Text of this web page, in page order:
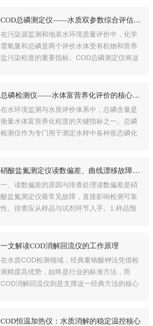
备，它在遵循标准检测原理的基础上，通过 COD总磷测定仪——水质双参数综合评估的集成方案
在污染源监测和地表水环境质量评价中，化学
需氧量和总磷是两个评价水体受有机物和营养
盐污染程度的重要指标。COD总磷测定仪将这
用”的分析模式。这种集成化设计降低了实...总磷检测仪——水体富营养化评价的核心工具
在水环境监测与水质评价体系中，总磷含量是
衡量水体富营养化程度的关键指标之一。总磷
检测仪作为专门用于测定水样中各种形态磷化
撑作用。其检测结果直接关系到水体营养状 硝酸盐氮测定仪读数偏差、曲线漂移故障排查与日常维护规范
一、读数偏差的原因与排查处理读数偏差是硝
酸盐氮测定仪最常见故障，直接影响检测可靠
性。排查应从样品与试剂环节入手。1.样品预
前需规范完成水样过滤、静置澄清等预处理...
一文解读COD消解回流仪的工作原理
在水质COD检测领域，经典重铬酸钾法凭借检
测精度高优势，始终是行业的标准方法，而
COD消解回流仪则是支撑这一经典方法的核心
术支撑，成为水质检测领域的经典合规利...
COD恒温加热仪：水质消解的稳定温控核心